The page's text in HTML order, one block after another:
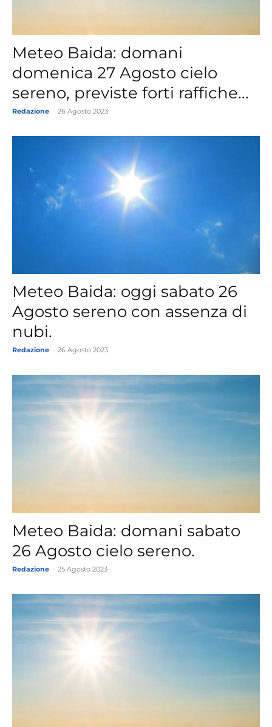
Meteo Baida: domani
domenica 27 Agosto cielo
sereno, previste forti raffiche...
Redazione 26 Agosto 2023
Meteo Baida: oggi sabato 26
Agosto sereno con assenza di
nubi.
Redazione 26 Agosto 2023
Meteo Baida: domani sabato
26 Agosto cielo sereno.
Redazione 25 Agosto 2023